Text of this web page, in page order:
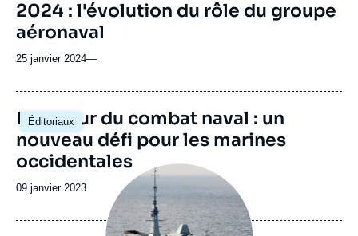
2024 : l'évolution du rôle du groupe
aéronaval
25 janvier 2024—
Éditoriaux
Image
principale
Le retour du combat naval : un
nouveau défi pour les marines
occidentales
Date
publication
09 janvier 2023
Image
principale
médiatique